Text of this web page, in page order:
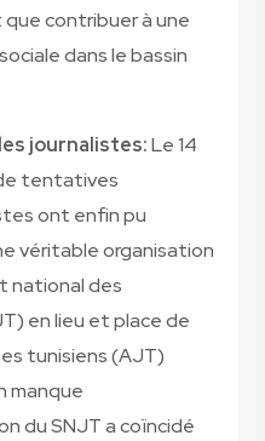
contribuer à une
dans le bassin
journalistes:Le 14
tentatives
ont enfin pu
véritable organisation
national des
en lieu et place de
tunisiens (AJT)
manque
du SNJT a coïncidé